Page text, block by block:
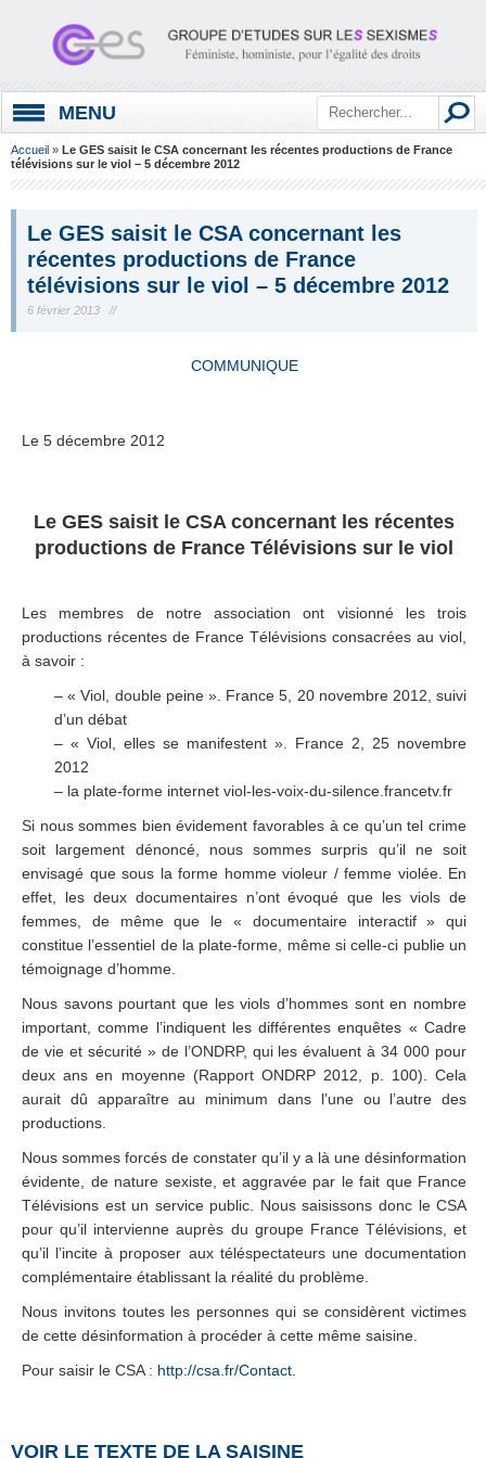
MENU
Accueil » Le GES saisit le CSA concernant les récentes productions de France
télévisions sur le viol – 5 décembre 2012
Le GES saisit le CSA concernant les
récentes productions de France
télévisions sur le viol – 5 décembre 2012
6 février 2013 //
COMMUNIQUE
Le 5 décembre 2012
Le GES saisit le CSA concernant les récentes
productions de France Télévisions sur le viol
Les membres de notre association ont visionné les trois
productions récentes de France Télévisions consacrées au viol,
à savoir :
– « Viol, double peine ». France 5, 20 novembre 2012, suivi
d’un débat
– « Viol, elles se manifestent ». France 2, 25 novembre
2012
– la plate-forme internet viol-les-voix-du-silence.francetv.fr
Si nous sommes bien évidement favorables à ce qu’un tel crime
soit largement dénoncé, nous sommes surpris qu’il ne soit
envisagé que sous la forme homme violeur / femme violée. En
effet, les deux documentaires n’ont évoqué que les viols de
femmes, de même que le « documentaire interactif » qui
constitue l’essentiel de la plate-forme, même si celle-ci publie un
témoignage d’homme.
Nous savons pourtant que les viols d’hommes sont en nombre
important, comme l’indiquent les différentes enquêtes « Cadre
de vie et sécurité » de l’ONDRP, qui les évaluent à 34 000 pour
deux ans en moyenne (Rapport ONDRP 2012, p. 100). Cela
aurait dû apparaître au minimum dans l’une ou l’autre des
productions.
Nous sommes forcés de constater qu’il y a là une désinformation
évidente, de nature sexiste, et aggravée par le fait que France
Télévisions est un service public. Nous saisissons donc le CSA
pour qu’il intervienne auprès du groupe France Télévisions, et
qu’il l’incite à proposer aux téléspectateurs une documentation
complémentaire établissant la réalité du problème.
Nous invitons toutes les personnes qui se considèrent victimes
de cette désinformation à procéder à cette même saisine.
Pour saisir le CSA : http://csa.fr/Contact
VOIR LE TEXTE DE LA SAISINE